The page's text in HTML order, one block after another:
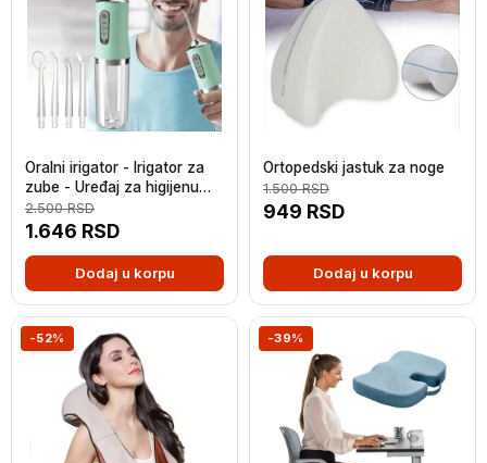
Oralni irigator - Irigator za
zube - Uređaj za higijenu
usta
1.646 RSD
2.500RSD
Dodaj u korpu
Ortopedski jastuk za noge
949 RSD
1.500RSD
Dodaj u korpu
-52% -39%